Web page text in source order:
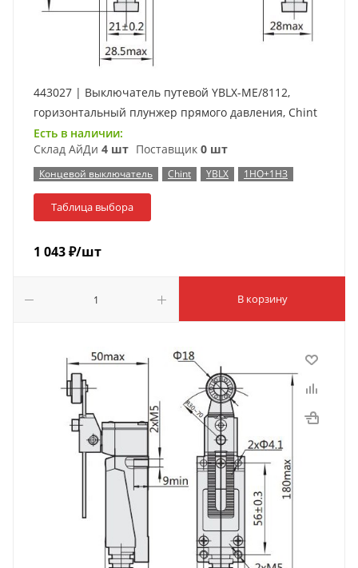
443027 | Выключатель путевой YBLX-ME/8112,
горизонтальный плунжер прямого давления, Chint
Есть в наличии:
Склад АйДи 4 шт Поставщик 0 шт
Концевой выключатель Chint YBLX 1НО+1НЗ
Таблица выбора
1 043₽/шт
В корзину